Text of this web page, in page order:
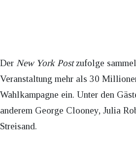
Der New York Postzufolge
Veranstaltung mehr als 30
Wahlkampagne ein. Unter den
anderem George Clooney, Julia
Streisand.